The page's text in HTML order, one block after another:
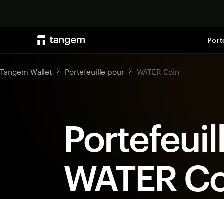
Tangem Wallet Portefeuille pour WATER Coin
WATER